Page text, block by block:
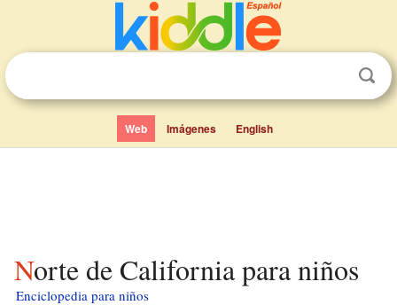
Web Imágenes English
Norte de California para niños
Enciclopedia para niños